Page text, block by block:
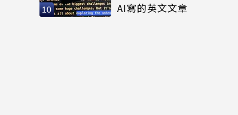
AI寫的英文文章